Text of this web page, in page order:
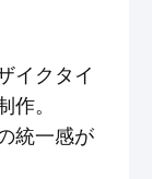
イクタイ
作。
統一感が